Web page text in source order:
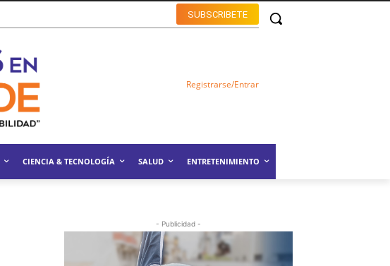
SUBSCRIBETE
Registrarse/Entrar
CIENCIA & TECNOLOGÍA SALUD ENTRETENIMIENTO
- Publicidad -